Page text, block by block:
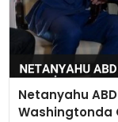
Netanyahu
Washingtonda